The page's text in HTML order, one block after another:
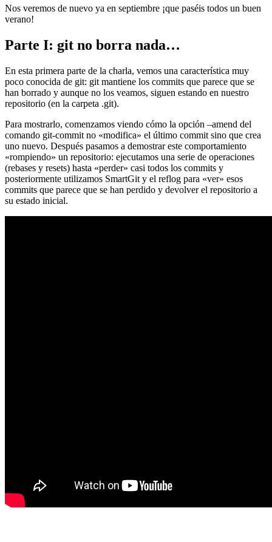
Nos veremos de nuevo ya en septiembre ¡que paséis todos un buen
verano!
Parte I: git no borra nada…
En esta primera parte de la charla, vemos una característica muy
poco conocida de git: git mantiene los commits que parece que se
han borrado y aunque no los veamos, siguen estando en nuestro
repositorio (en la carpeta .git).
Para mostrarlo, comenzamos viendo cómo la opción –amend del
comando git-commit no «modifica» el último commit sino que crea
uno nuevo. Después pasamos a demostrar este comportamiento
«rompiendo» un repositorio: ejecutamos una serie de operaciones
(rebases y resets) hasta «perder» casi todos los commits y
posteriormente utilizamos SmartGit y el reflog para «ver» esos
commits que parece que se han perdido y devolver el repositorio a
su estado inicial.